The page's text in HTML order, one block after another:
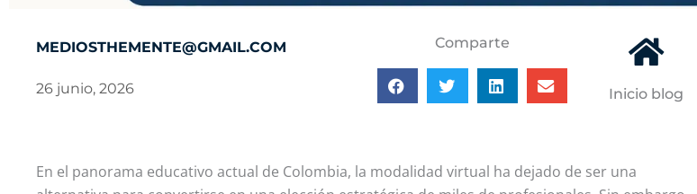
MEDIOSTHEMENTE@GMAIL.COM
26 junio, 2026
Comparte
Inicio blog
En el panorama educativo actual de Colombia, la modalidad virtual ha dejado de ser una